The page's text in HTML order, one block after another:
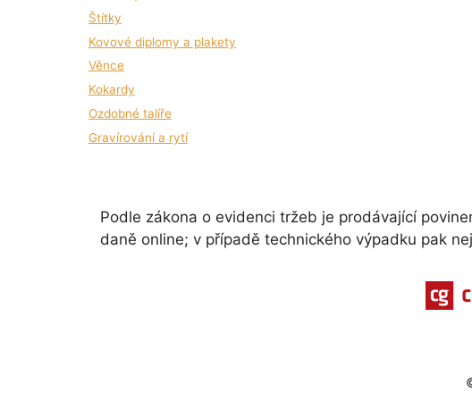
Štítky
Kovové diplomy a plakety
Věnce
Kokardy
Ozdobné talíře
Gravírování a rytí
Podle zákona o evidenci tržeb je prodávající
daně online; v případě technického výpadku pak